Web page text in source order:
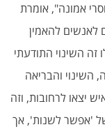
אמונה", אומרת
לאנשים להאמין
השינוי התודעתי
השינוי והבריאה
יצאו לרחובות, וזה
'אפשר לשנות', אך